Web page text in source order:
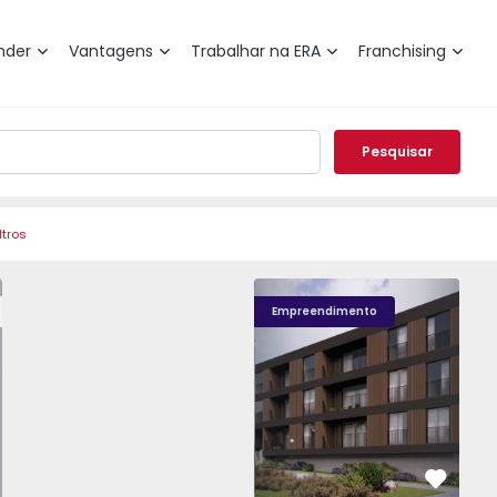
Vantagens Trabalhar na ERA Franchising
Pesquisar
T0 Paredes, Gandra - 1575265 - 1
Empreendimento
Nova Caíde - 1
Favorito